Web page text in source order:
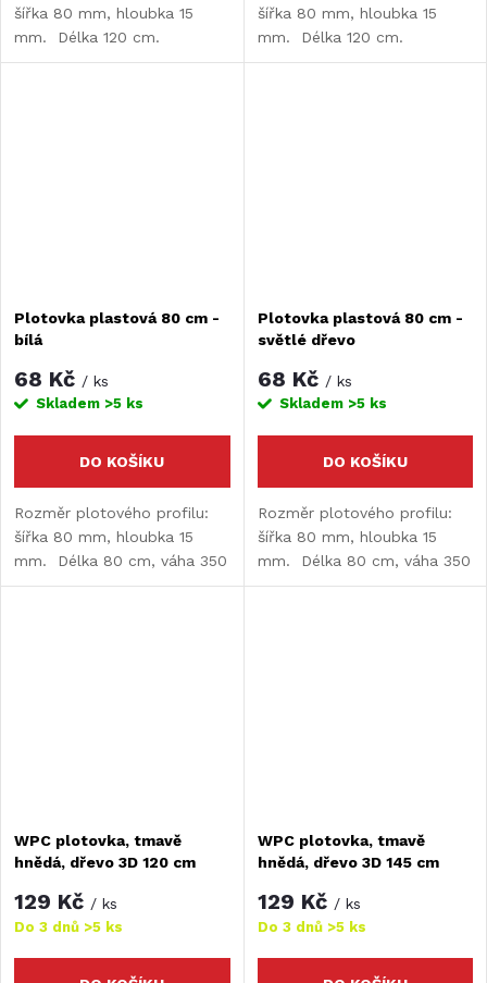
šířka 80 mm, hloubka 15
mm. Délka 120 cm.
šířka 80 mm, hloubka 15
mm. Délka 120 cm.
Plotovka plastová 80 cm -
bílá
68 Kč / ks
Skladem >5 ks
DO KOŠÍKU
Rozměr plotového profilu:
šířka 80 mm, hloubka 15
mm. Délka 80 cm, váha 350
g.
Plotovka plastová 80 cm -
světlé dřevo
68 Kč / ks
Skladem >5 ks
DO KOŠÍKU
Rozměr plotového profilu:
šířka 80 mm, hloubka 15
mm. Délka 80 cm, váha 350
g.
WPC plotovka, tmavě
hnědá, dřevo 3D 120 cm
129 Kč / ks
Do 3 dnů >5 ks
WPC plotovka, tmavě
hnědá, dřevo 3D 145 cm
129 Kč / ks
Do 3 dnů >5 ks